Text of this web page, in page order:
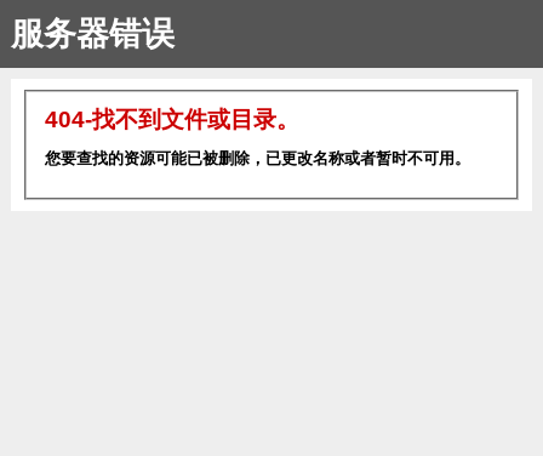
服务器错误
404-找不到文件或目录。
您要查找的资源可能已被删除，已更改名称或者暂时不可用。